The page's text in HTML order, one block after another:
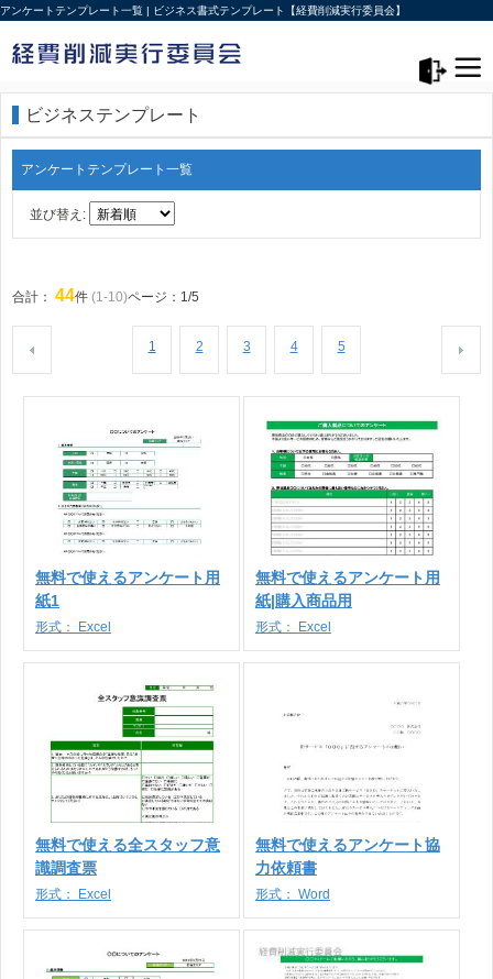
アンケートテンプレート一覧 | ビジネス書式テンプレート【経費削減実行委員会】
ビジネステンプレート
アンケートテンプレート一覧
並び替え:
合計： 44件 (1-10)ページ：1/5
1 2 3 4 5
無料で使えるアンケート用
紙1
形式： Excel
無料で使えるアンケート用
紙|購入商品用
形式： Excel
無料で使える全スタッフ意
識調査票
形式： Excel
無料で使えるアンケート協
力依頼書
形式： Word